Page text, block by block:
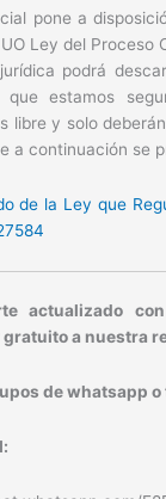
pone a
Ley del Proceso
podrá
que estamos
libre y solo
a continuación se
de la Ley que
actualizado
a nuestra
de whatsapp o